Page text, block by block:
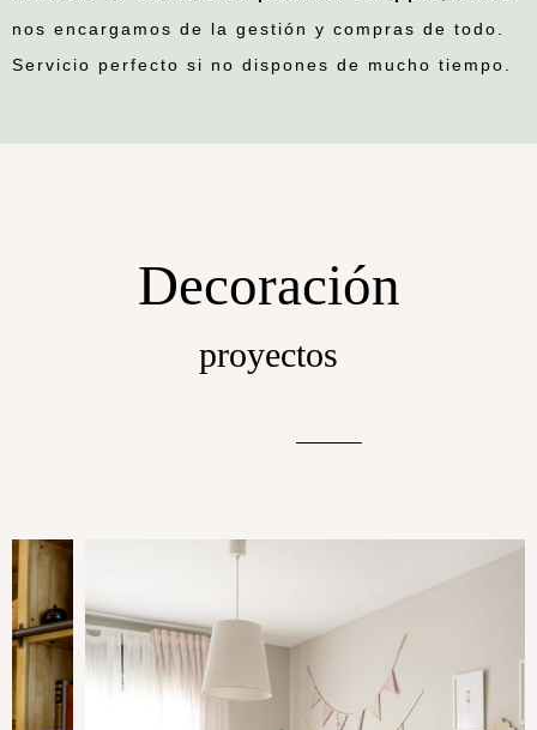
nos encargamos de la gestión y compras de todo.
Servicio perfecto si no dispones de mucho tiempo.
Decoración
proyectos